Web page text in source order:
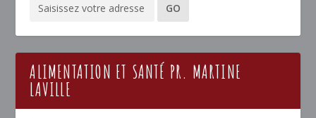
ALIMENTATION ET SANTÉ PR. MARTINE
LAVILLE